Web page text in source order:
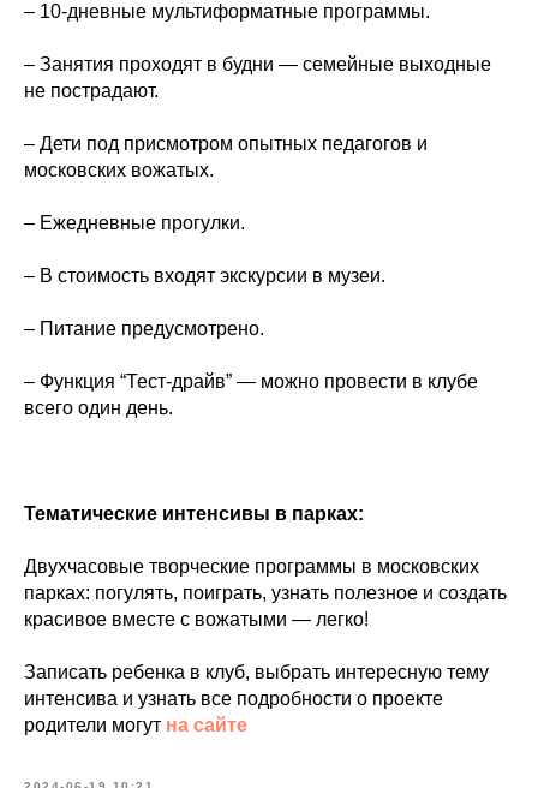
– 10-дневные мультиформатные программы.
– Занятия проходят в будни — семейные выходные
не пострадают.
– Дети под присмотром опытных педагогов и
московских вожатых.
– Ежедневные прогулки.
– В стоимость входят экскурсии в музеи.
– Питание предусмотрено.
– Функция “Тест-драйв” — можно провести в клубе
всего один день.
Тематические интенсивы в парках:
Двухчасовые творческие программы в московских
парках: погулять, поиграть, узнать полезное и создать
красивое вместе с вожатыми — легко!
Записать ребенка в клуб, выбрать интересную тему
интенсива и узнать все подробности о проекте
родители могут на сайте